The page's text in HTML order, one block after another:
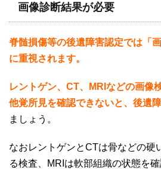
画像診断結果が必要
脊髄損傷等の後遺障害認定では「
に重視されます。
レントゲン、CT、MRI などの画像
他覚所見を確認できないと、後遺
ましょう。
なおレントゲンとCTは骨などの硬
る検査、
MRI は軟部組織の状態を